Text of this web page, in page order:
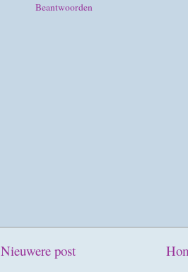
Beantwoorden
Nieuwere post